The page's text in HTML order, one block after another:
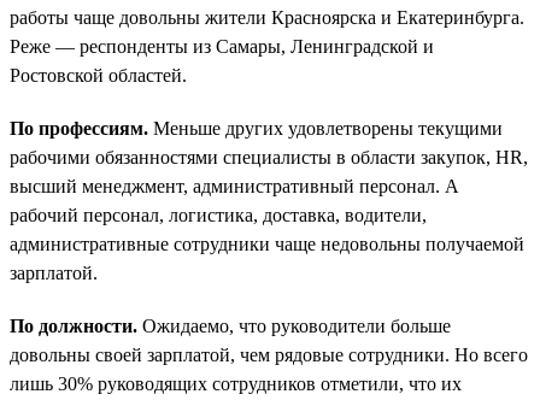
работы чаще довольны жители Красноярска и Екатеринбурга.
Реже — респонденты из Самары, Ленинградской и
Ростовской областей.
По профессиям. Меньше других удовлетворены текущими
рабочими обязанностями специалисты в области закупок, HR,
высший менеджмент, административный персонал. А
рабочий персонал, логистика, доставка, водители,
административные сотрудники чаще недовольны получаемой
зарплатой.
По должности. Ожидаемо, что руководители больше
довольны своей зарплатой, чем рядовые сотрудники. Но всего
лишь 30% руководящих сотрудников отметили, что их